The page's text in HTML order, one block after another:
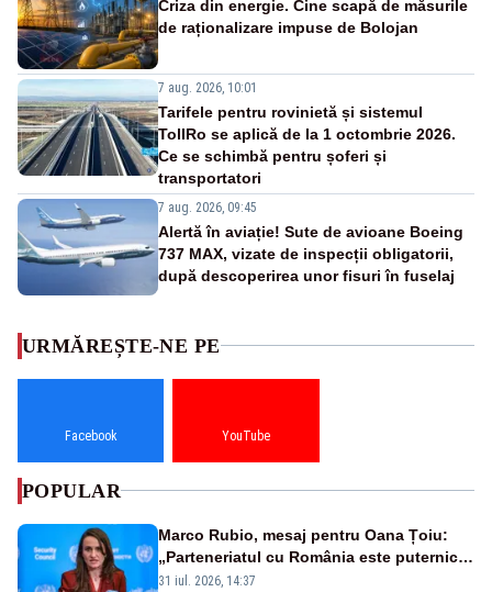
Criza din energie. Cine scapă de măsurile
de raționalizare impuse de Bolojan
7 aug. 2026, 10:01
Tarifele pentru rovinietă și sistemul
TollRo se aplică de la 1 octombrie 2026.
Ce se schimbă pentru șoferi și
transportatori
7 aug. 2026, 09:45
Alertă în aviație! Sute de avioane Boeing
737 MAX, vizate de inspecții obligatorii,
după descoperirea unor fisuri în fuselaj
URMĂREȘTE-NE PE
Facebook YouTube
POPULAR
Marco Rubio, mesaj pentru Oana Țoiu:
„Parteneriatul cu România este puternic
și prețuit”
31 iul. 2026, 14:37